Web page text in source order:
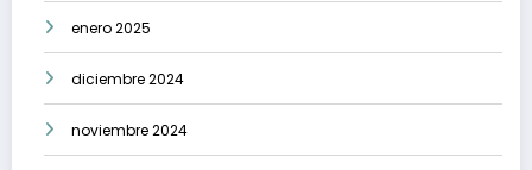
enero 2025
diciembre 2024
noviembre 2024